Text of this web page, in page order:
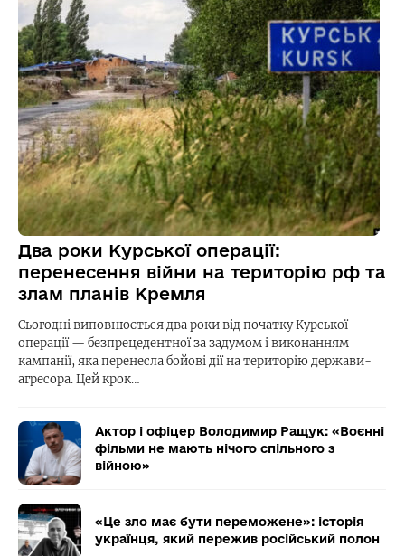
Два роки Курської операції:
перенесення війни на територію рф та
злам планів Кремля
Сьогодні виповнюється два роки від початку Курської
операції — безпрецедентної за задумом і виконанням
кампанії, яка перенесла бойові дії на територію держави-
агресора. Цей крок…
Актор і офіцер Володимир Ращук: «Воєнні
фільми не мають нічого спільного з
війною»
«Це зло має бути переможене»: історія
українця, який пережив російський полон